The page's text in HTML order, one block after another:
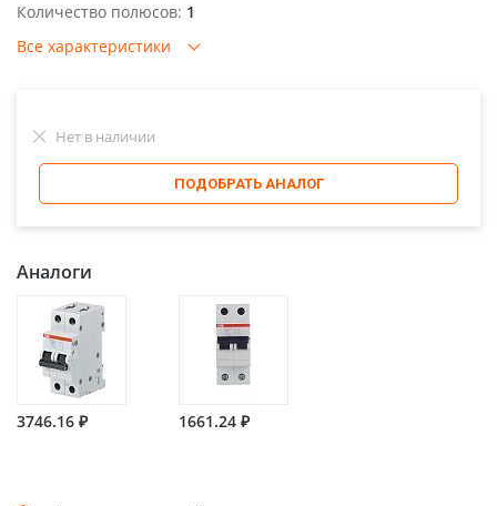
Количество полюсов: 1
Все характеристики
Нет в наличии
ПОДОБРАТЬ АНАЛОГ
Аналоги
3746.16 ₽ 1661.24 ₽